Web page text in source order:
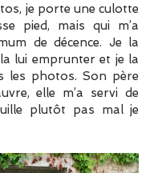
je porte une culotte
pied, mais qui m’a
de décence. Je la
lui emprunter et je la
les photos. Son père
elle m’a servi de
plutôt pas mal je